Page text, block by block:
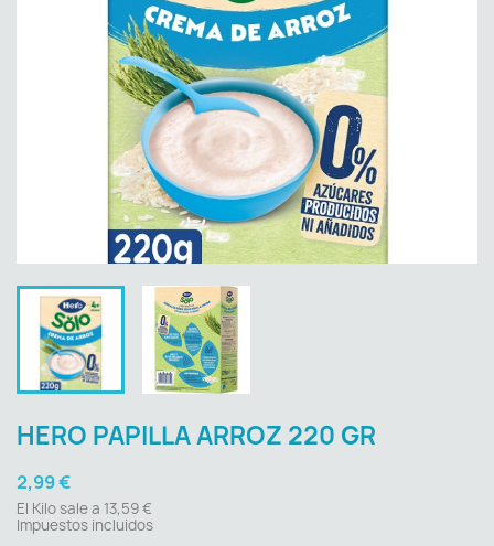
HERO PAPILLA ARROZ 220 GR
2,99 €
El Kilo sale a 13,59 €
Impuestos incluidos